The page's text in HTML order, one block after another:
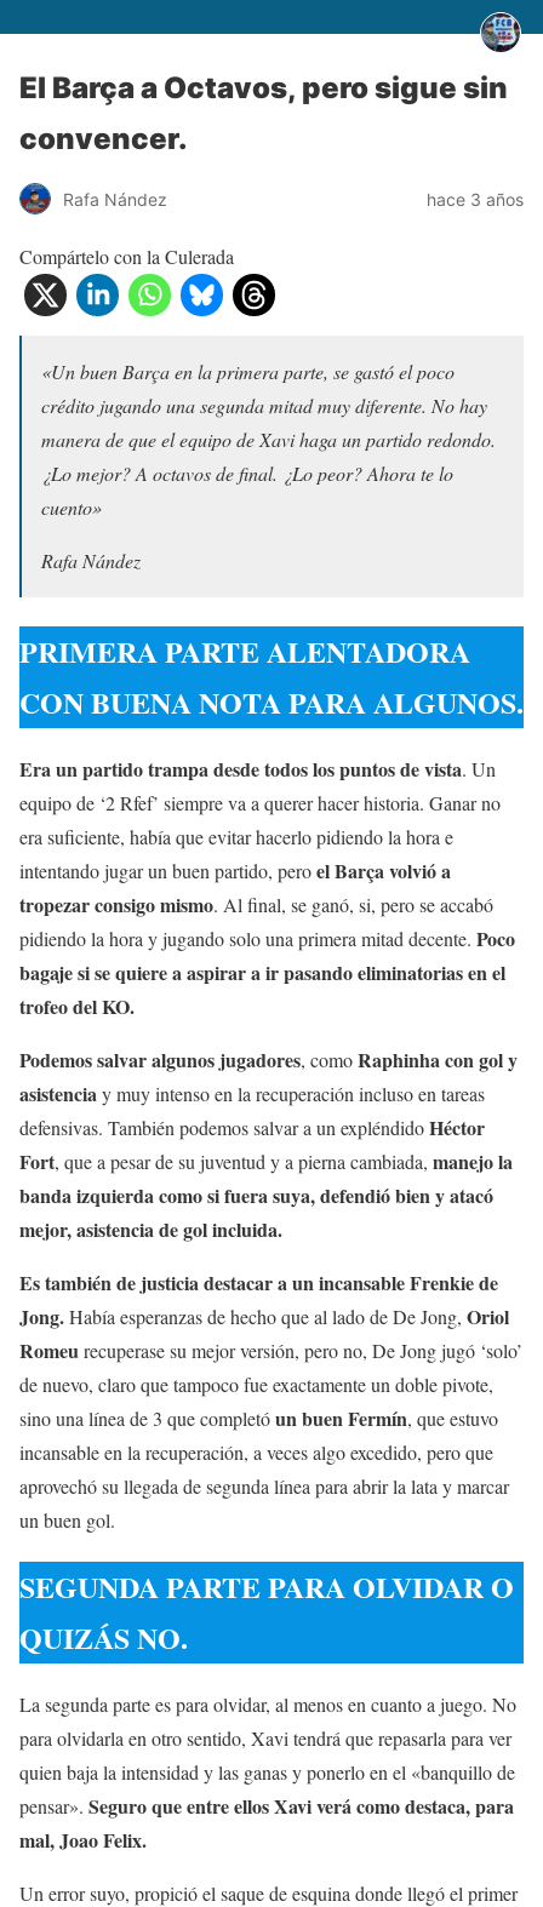
El Barça a Octavos, pero sigue sin
convencer.
Rafa Nández hace 3 años
Compártelo con la Culerada
«Un buen Barça en la primera parte, se gastó el poco
crédito jugando una segunda mitad muy diferente. No hay
manera de que el equipo de Xavi haga un partido redondo.
¿Lo mejor? A octavos de final. ¿Lo peor? Ahora te lo
cuento»
Rafa Nández
PRIMERA PARTE ALENTADORA
CON BUENA NOTA PARA ALGUNOS.
Era un partido trampa desde todos los puntos de vista. Un
equipo de ‘2 Rfef’ siempre va a querer hacer historia. Ganar no
era suficiente, había que evitar hacerlo pidiendo la hora e
intentando jugar un buen partido, peroel Barça volvió a
tropezar consigo mismo. Al final, se ganó, si, pero se accabó
pidiendo la hora y jugando solo una primera mitad decente. Poco
bagaje si se quiere a aspirar a ir pasando eliminatorias en el
trofeo del KO.
Podemos salvar algunos jugadores, comoRaphinha con gol y
asistenciay muy intenso en la recuperación incluso en tareas
defensivas. También podemos salvar a un expléndidoHéctor
Fort, que a pesar de su juventud y a pierna cambiada, manejo la
banda izquierda como si fuera suya, defendió bien y atacó
mejor, asistencia de gol incluida.
Es también de justicia destacar a un incansable Frenkie de
Jong.Había esperanzas de hecho que al lado de De Jong, Oriol
Romeurecuperase su mejor versión, pero no, De Jong jugó ‘solo’
de nuevo, claro que tampoco fue exactamente un doble pivote,
sino una línea de 3 que completóun buen Fermín, que estuvo
incansable en la recuperación, a veces algo excedido, pero que
aprovechó su llegada de segunda línea para abrir la lata y marcar
un buen gol.
SEGUNDA PARTE PARA OLVIDAR O
QUIZÁS NO.
La segunda parte es para olvidar, al menos en cuanto a juego. No
para olvidarla en otro sentido, Xavi tendrá que repasarla para ver
quien baja la intensidad y las ganas y ponerlo en el «banquillo de
pensar». Seguro que entre ellos Xavi verá como destaca, para
mal, Joao Felix.
Un error suyo, propició el saque de esquina donde llegó el primer